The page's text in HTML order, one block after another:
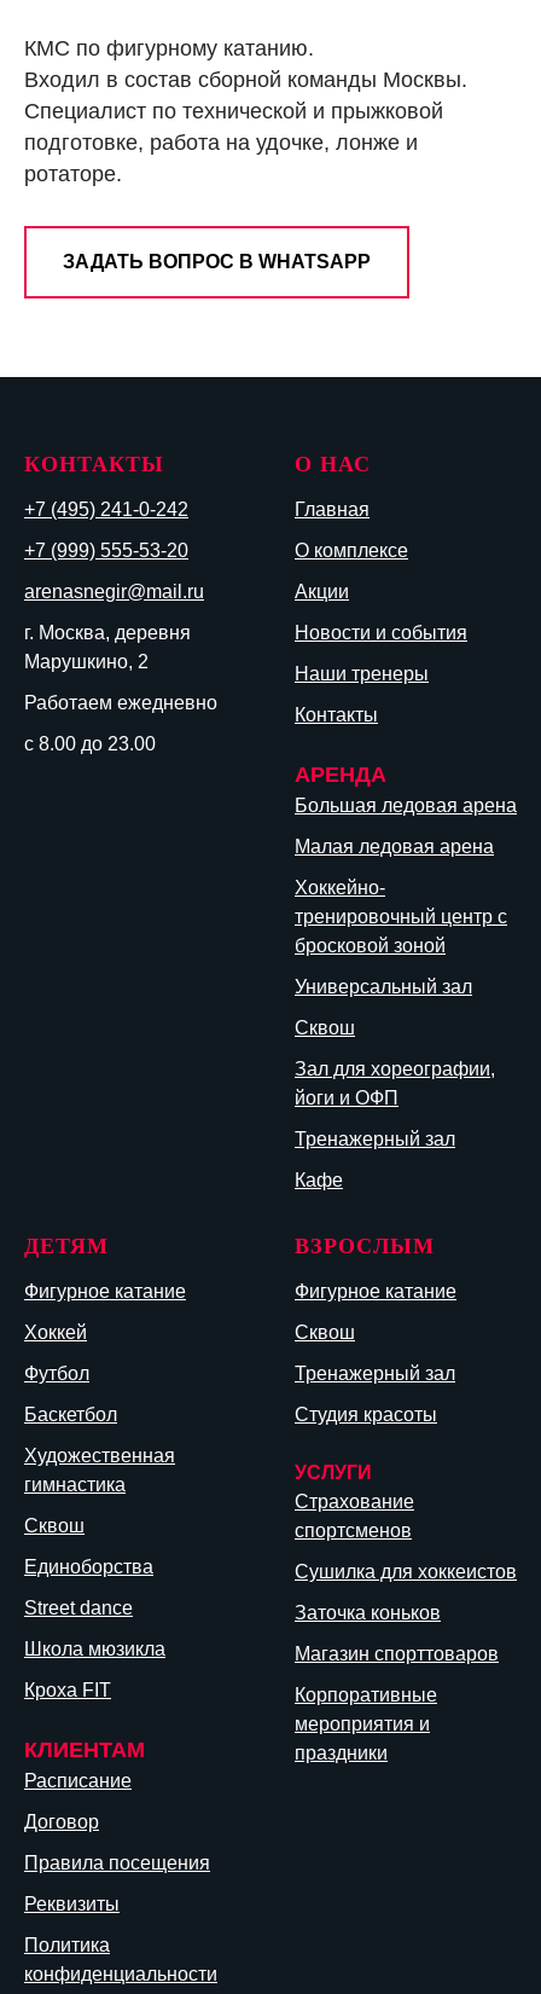
КМС по фигурному катанию.
Входил в состав сборной команды Москвы.
Специалист по технической и прыжковой
подготовке, работа на удочке, лонже и
ротаторе.
ЗАДАТЬ ВОПРОС В WHATSAPP
КОНТАКТЫ
+7 (495) 241-0-242
+7 (999) 555-53-20
arenasnegir@mail.ru
г. Москва, деревня
Марушкино, 2
Работаем ежедневно
с 8.00 до 23.00
О НАС
Главная
О комплексе
Акции
Новости и события
Наши тренеры
Контакты
АРЕНДА
Большая ледовая арена
Малая ледовая арена
Хоккейно-
тренировочный центр с
бросковой зоной
Универсальный зал
Сквош
Зал для хореографии,
йоги и ОФП
Тренажерный зал
Кафе
ДЕТЯМ
Фигурное катание
Хоккей
Футбол
Баскетбол
Художественная
гимнастика
Сквош
Единоборства
Street dance
Школа мюзикла
Кроха FIT
КЛИЕНТАМ
Расписание
Договор
Правила посещения
Реквизиты
Политика
конфиденциальности
ВЗРОСЛЫМ
Фигурное катание
Сквош
Тренажерный зал
Студия красоты
УСЛУГИ
Страхование
спортсменов
Сушилка для хоккеистов
Заточка коньков
Магазин спорттоваров
Корпоративные
мероприятия и
праздники